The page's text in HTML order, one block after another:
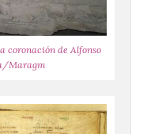
coronación de Alfonso
Maragm